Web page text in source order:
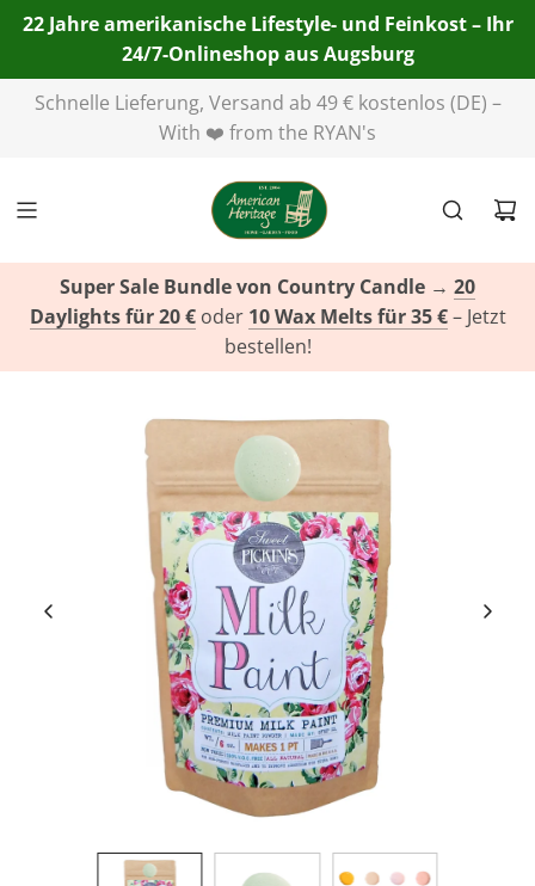
22 Jahre amerikanische Lifestyle- und Feinkost – Ihr
24/7-Onlineshop aus Augsburg
Telefon:+49(0)821 455 254 00 | E-Mail:info@american-
heritage.de| WhatsApp:+49(0)151 116 719 10
Super Sale Bundle von Country Candle → 20
Daylights für 20 €oder 10 Wax Melts für 35 €– Jetzt
bestellen!